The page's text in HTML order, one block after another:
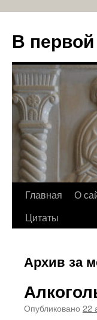
В
Перейти
Главная О
Цитаты
Архив за
Опубликовано 22